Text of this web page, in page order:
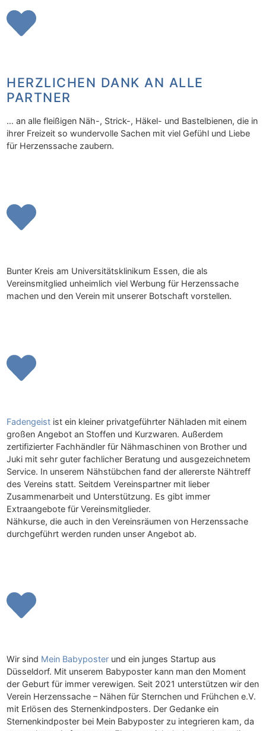
HERZLICHEN DANK AN ALLE
PARTNER
… an alle fleißigen Näh-, Strick-, Häkel- und Bastelbienen, die in
ihrer Freizeit so wundervolle Sachen mit viel Gefühl und Liebe
für Herzenssache zaubern.
Bunter Kreis am Universitätsklinikum Essen, die als
Vereinsmitglied unheimlich viel Werbung für Herzenssache
machen und den Verein mit unserer Botschaft vorstellen.
Fadengeist ist ein kleiner privatgeführter Nähladen mit einem
großen Angebot an Stoffen und Kurzwaren. Außerdem
zertifizierter Fachhändler für Nähmaschinen von Brother und
Juki mit sehr guter fachlicher Beratung und ausgezeichnetem
Service. In unserem Nähstübchen fand der allererste Nähtreff
des Vereins statt. Seitdem Vereinspartner mit lieber
Zusammenarbeit und Unterstützung. Es gibt immer
Extraangebote für Vereinsmitglieder.
Nähkurse, die auch in den Vereinsräumen von Herzenssache
durchgeführt werden runden unser Angebot ab.
Wir sind Mein Babyposter und ein junges Startup aus
Düsseldorf. Mit unserem Babyposter kann man den Moment
der Geburt für immer verewigen. Seit 2021 unterstützen wir den
Verein Herzenssache – Nähen für Sternchen und Frühchen e.V.
mit Erlösen des Sternenkindposters. Der Gedanke ein
Sternenkindposter bei Mein Babyposter zu integrieren kam, da